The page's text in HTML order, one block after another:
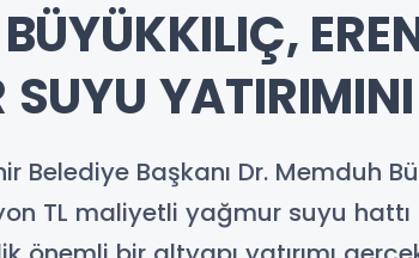
Belediye Başkanı Dr. Memduh
TL maliyetli yağmur suyu hattı